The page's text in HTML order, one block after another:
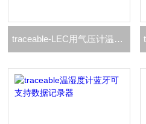
traceable-LEC用气压计温湿度计